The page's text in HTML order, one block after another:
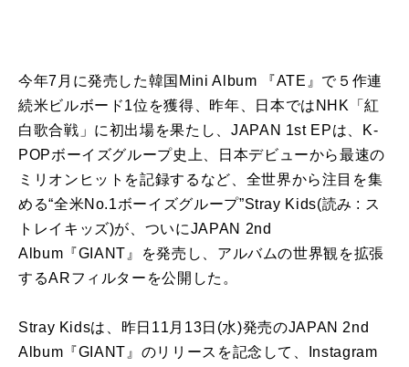
今年7月に発売した韓国Mini Album 『ATE』で５作連
続米ビルボード1位を獲得、昨年、日本ではNHK「紅
白歌合戦」に初出場を果たし、JAPAN 1st EPは、K-
POPボーイズグループ史上、日本デビューから最速の
ミリオンヒットを記録するなど、全世界から注目を集
める“全米No.1ボーイズグループ”Stray Kids(読み : ス
トレイキッズ)が、ついにJAPAN 2nd
Album『GIANT』を発売し、アルバムの世界観を拡張
するARフィルターを公開した。
Stray Kidsは、昨日11月13日(水)発売のJAPAN 2nd
Album『GIANT』のリリースを記念して、Instagram